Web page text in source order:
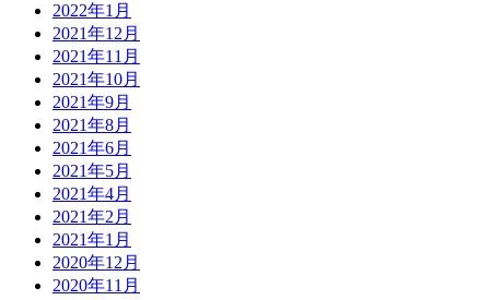
2022年1月
2021年12月
2021年11月
2021年10月
2021年9月
2021年8月
2021年6月
2021年5月
2021年4月
2021年2月
2021年1月
2020年12月
2020年11月